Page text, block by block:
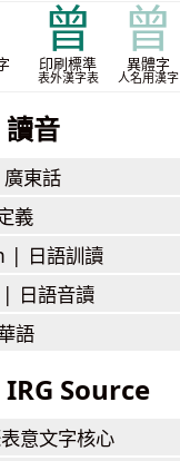
曾
印刷標準
表外漢字表
曾
異體字
人名用漢字
音
廣東話
義
| 日語訓讀
日語音讀
語
Source
意文字核心